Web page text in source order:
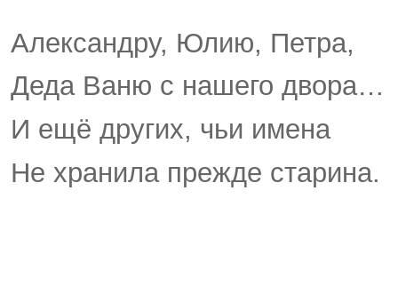
Александру, Юлию, Петра,
Деда Ваню с нашего двора…
И ещё других, чьи имена
Не хранила прежде старина.